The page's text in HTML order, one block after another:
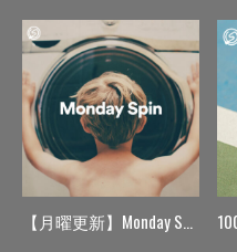
【月曜更新】Monday Spin